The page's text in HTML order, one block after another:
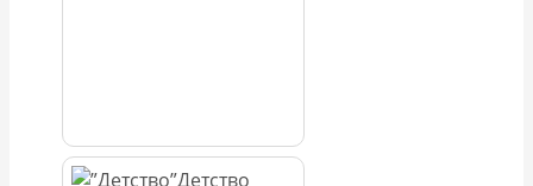
Детство